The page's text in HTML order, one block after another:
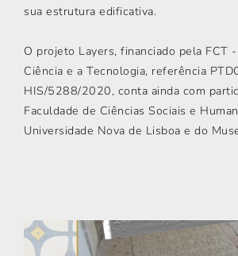
sua estrutura edificativa.
O projeto Layers, financiado pela FCT
Ciência e a Tecnologia, referência
HIS/5288/2020, conta ainda com
Faculdade de Ciências Sociais e
Universidade Nova de Lisboa e do